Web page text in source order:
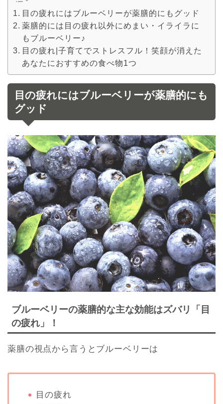
目の疲れにはブルーベリーが薬膳的にもグッド
薬膳的には目の疲れ以外にめまい・イライラに
もブルーベリー♪
目の疲れ|子育てでストレスフル！笑顔が消えた
あなたにおすすめの食べ物1つ
目の疲れにはブルーベリーが薬膳的にも
グッド
ブルーベリーの薬膳的な主な効能はズバリ「目
の疲れ」！
薬膳の視点から言うとブルーベリーは
目の疲れ